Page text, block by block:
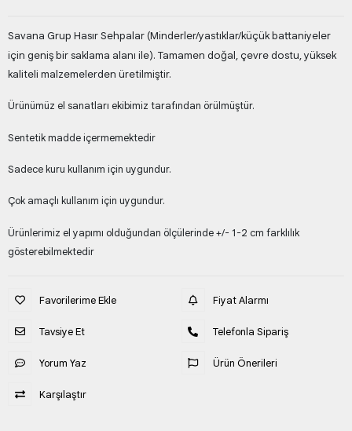
Savana Grup Hasır Sehpalar (Minderler/yastıklar/küçük battaniyeler
için geniş bir saklama alanı ile). Tamamen doğal, çevre dostu, yüksek
kaliteli malzemelerden üretilmiştir.
Ürünümüz el sanatları ekibimiz tarafından örülmüştür.
Sentetik madde içermemektedir
Sadece kuru kullanım için uygundur.
Çok amaçlı kullanım için uygundur.
Ürünlerimiz el yapımı olduğundan ölçülerinde +/- 1-2 cm farklılık
gösterebilmektedir
Favorilerime Ekle
Tavsiye Et
Yorum Yaz
Karşılaştır
Fiyat Alarmı
Telefonla Sipariş
Ürün Önerileri